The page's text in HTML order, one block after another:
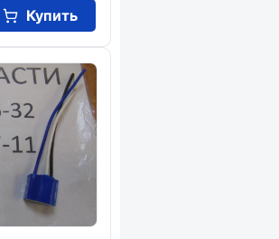
Купить